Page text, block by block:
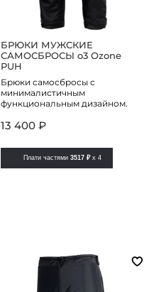
БРЮКИ МУЖСКИЕ
САМОСБРОСЫ o3 Ozone
PUH
Брюки самосбросы с
минималистичным
функциональным дизайном.
13 400 ₽
Плати частями 3517 ₽ x 4